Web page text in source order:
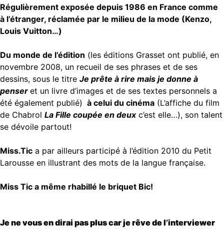
Régulièrement exposée depuis 1986 en France comme
à l’étranger, réclamée par le milieu de la mode (Kenzo,
Louis Vuitton…)
Du monde de l’édition (les éditions Grasset ont publié, en
novembre 2008, un recueil de ses phrases et de ses
dessins, sous le titre Je prête à rire mais je donne à
penser et un livre d’images et de ses textes personnels a
été également publié) à celui du cinéma (L’affiche du film
de Chabrol La Fille coupée en deuxc’est elle…), son talent
se dévoile partout!
Miss.Tic a par ailleurs participé à l’édition 2010 du Petit
Larousse en illustrant des mots de la langue française.
Miss Tic a même rhabillé le briquet Bic!
Je ne vous en dirai pas plus car je rêve de l’interviewer